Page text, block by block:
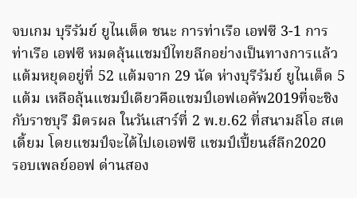
จบเกม บุรีรัมย์ ยูไนเต็ด ชนะ การท่าเรือ เอฟซี 3-1 การ
ท่าเรือ เอฟซี หมดลุ้นแชมป์ไทยลีกอย่างเป็นทางการแล้ว
แต้มหยุดอยู่ที่ 52 แต้มจาก 29 นัด ห่างบุรีรัมย์ ยูไนเต็ด 5
แต้ม เหลือลุ้นแชมป์เดียวคือแชมป์เอฟเอคัพ2019ที่จะชิง
กับราชบุรี มิตรผล ในวันเสาร์ที่ 2 พ.ย.62 ที่สนามลีโอ สเต
เดี้ยม โดยแชมป์จะได้ไปเอเอฟซี แชมป์เปี้ยนส์ลีก2020
รอบเพลย์ออฟ ด่านสอง